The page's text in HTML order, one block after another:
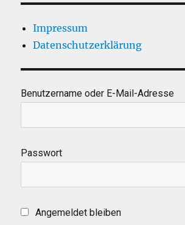
Impressum
Datenschutzerklärung
Benutzername oder E-Mail-Adresse
Passwort
Angemeldet bleiben